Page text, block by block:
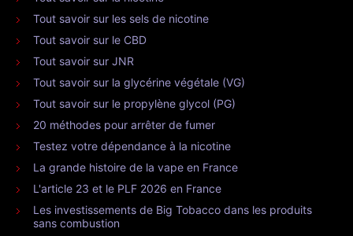
Tout savoir sur les sels de nicotine
Tout savoir sur le CBD
Tout savoir sur JNR
Tout savoir sur la glycérine végétale (VG)
Tout savoir sur le propylène glycol (PG)
20 méthodes pour arrêter de fumer
Testez votre dépendance à la nicotine
La grande histoire de la vape en France
L'article 23 et le PLF 2026 en France
Les investissements de Big Tobacco dans les produits
sans combustion